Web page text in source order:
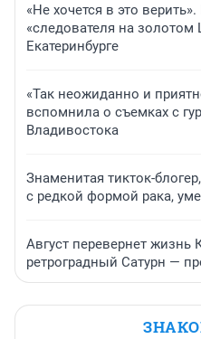
«Не хочется в это
«следователя на золотом
Екатеринбурге
«Так неожиданно и
вспомнила о съемках с
Владивостока
Знаменитая тикток-
с редкой формой рака,
Август перевернет жизнь
ретроградный Сатурн —